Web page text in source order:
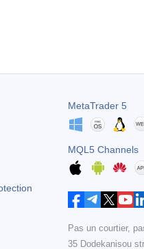
MetaTrader 5
MQL5 Channels
Pas un courtier,
35 Dodekanisou